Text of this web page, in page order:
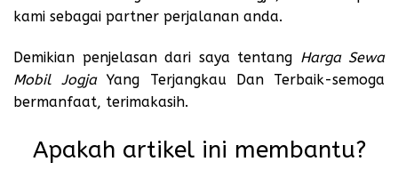
kami sebagai partner perjalanan anda.
Demikian penjelasan dari saya tentang Harga Sewa
Mobil JogjaYang Terjangkau Dan Terbaik-semoga
bermanfaat, terimakasih.
Apakah artikel ini membantu?